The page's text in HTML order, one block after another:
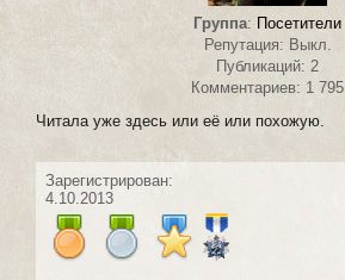
Группа: Посетители
Репутация: Выкл.
Публикаций: 2
Комментариев: 1 795
Читала уже здесь или её или похожую.
Зарегистрирован:
4.10.2013